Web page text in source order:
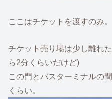
ここはチケットを渡すのみ。
チケット売り場は少し離れ
ら2分くらいだけど)
この門とバスターミナルの
くらい。